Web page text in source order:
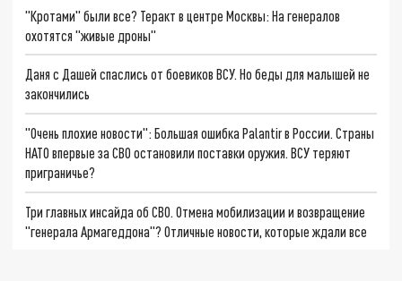
"Кротами" были все? Теракт в центре Москвы: На генералов
охотятся "живые дроны"
Даня с Дашей спаслись от боевиков ВСУ. Но беды для малышей не
закончились
"Очень плохие новости": Большая ошибка Palantir в России. Страны
НАТО впервые за СВО остановили поставки оружия. ВСУ теряют
приграничье?
Три главных инсайда об СВО. Отмена мобилизации и возвращение
"генерала Армагеддона"? Отличные новости, которые ждали все